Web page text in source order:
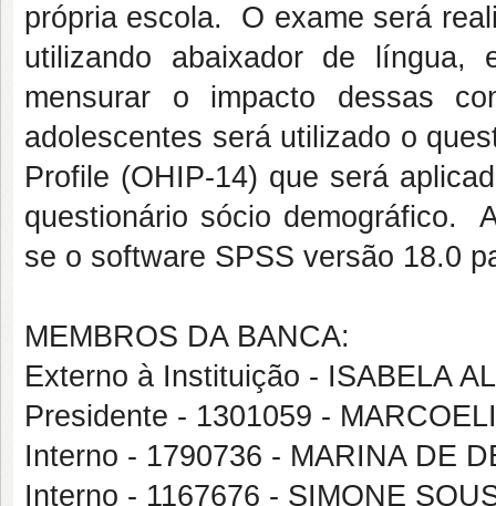
própria escola. O exame será
utilizando abaixador de língua,
mensurar o impacto dessas
adolescentes será utilizado o
Profile (OHIP-14) que será
questionário sócio demográfico.
se o software SPSS versão 18.0
MEMBROS DA BANCA:
Externo à Instituição - ISABELA
Presidente - 1301059 -
Interno - 1790736 - MARINA DE
Interno - 1167676 - SIMONE